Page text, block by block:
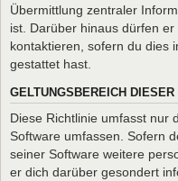
Übermittlung zentraler
ist. Darüber hinaus dürfen
kontaktieren, sofern du dies
gestattet hast.
GELTUNGSBEREICH
Diese Richtlinie umfasst nur
Software umfassen. Sofern
seiner Software weitere
er dich darüber gesondert